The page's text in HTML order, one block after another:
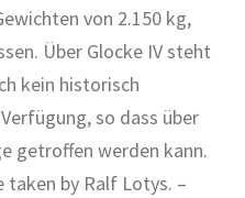
von 2.150 kg,
Über Glocke IV steht
kein historisch
so dass über
getroffen werden kann.